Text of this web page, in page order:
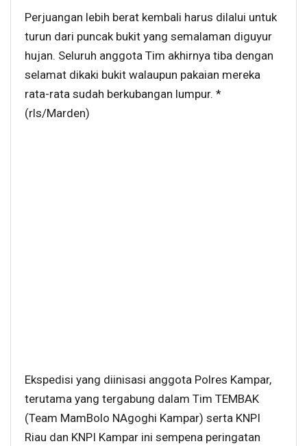
Perjuangan lebih berat kembali harus dilalui untuk
turun dari puncak bukit yang semalaman diguyur
hujan. Seluruh anggota Tim akhirnya tiba dengan
selamat dikaki bukit walaupun pakaian mereka
rata-rata sudah berkubangan lumpur. *
(rls/Marden)
Ekspedisi yang diinisasi anggota Polres Kampar,
terutama yang tergabung dalam Tim TEMBAK
(Team MamBolo NAgoghi Kampar) serta KNPI
Riau dan KNPI Kampar ini sempena peringatan